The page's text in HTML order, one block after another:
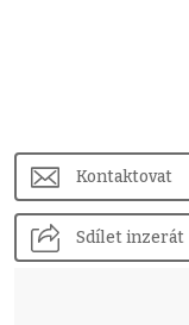
Kontaktovat
Sdílet inzerát